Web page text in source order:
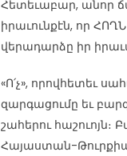
Հետեւաբար, անոր
իրաւունքէն, որ
վերադարձը իր
«Ո՛չ», որովհետեւ
զարգացումը եւ
շահերու հաշուոյն։
Հայաստան-